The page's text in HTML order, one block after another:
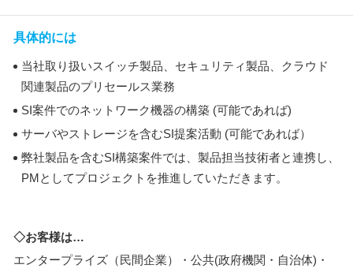
具体的には
当社取り扱いスイッチ製品、セキュリティ製品、クラウド
関連製品のプリセールス業務
SI案件でのネットワーク機器の構築 (可能であれば)
サーバやストレージを含むSI提案活動 (可能であれば）
弊社製品を含むSI構築案件では、製品担当技術者と連携し、
PMとしてプロジェクトを推進していただきます。
◇お客様は…
エンタープライズ（民間企業）・公共(政府機関・自治体)・